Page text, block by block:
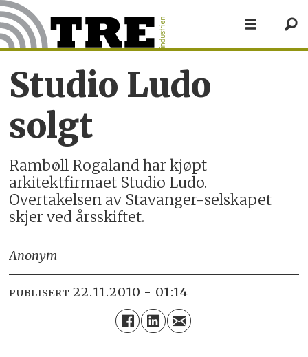
Studio Ludo
solgt
Rambøll Rogaland har kjøpt
arkitektfirmaet Studio Ludo.
Overtakelsen av Stavanger-selskapet
skjer ved årsskiftet.
Anonym
PUBLISERT 22.11.2010 - 01:14